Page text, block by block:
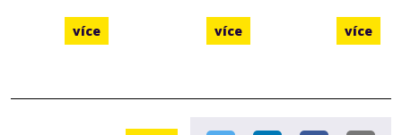
více více více